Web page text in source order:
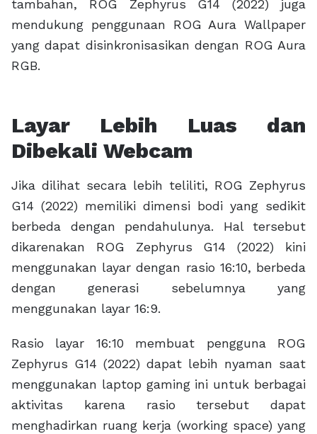
tambahan, ROG Zephyrus G14 (2022) juga
mendukung penggunaan ROG Aura Wallpaper
yang dapat disinkronisasikan dengan ROG Aura
RGB.
Layar Lebih Luas dan
Dibekali Webcam
Jika dilihat secara lebih teliliti, ROG Zephyrus
G14 (2022) memiliki dimensi bodi yang sedikit
berbeda dengan pendahulunya. Hal tersebut
dikarenakan ROG Zephyrus G14 (2022) kini
menggunakan layar dengan rasio 16:10, berbeda
dengan generasi sebelumnya yang
menggunakan layar 16:9.
Rasio layar 16:10 membuat pengguna ROG
Zephyrus G14 (2022) dapat lebih nyaman saat
menggunakan laptop gaming ini untuk berbagai
aktivitas karena rasio tersebut dapat
menghadirkan ruang kerja (working space) yang